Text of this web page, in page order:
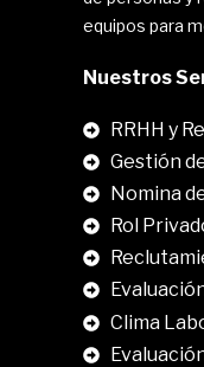
equipos para
Nuestros
RRHH y
Gestión
Nomina
Rol
Clima